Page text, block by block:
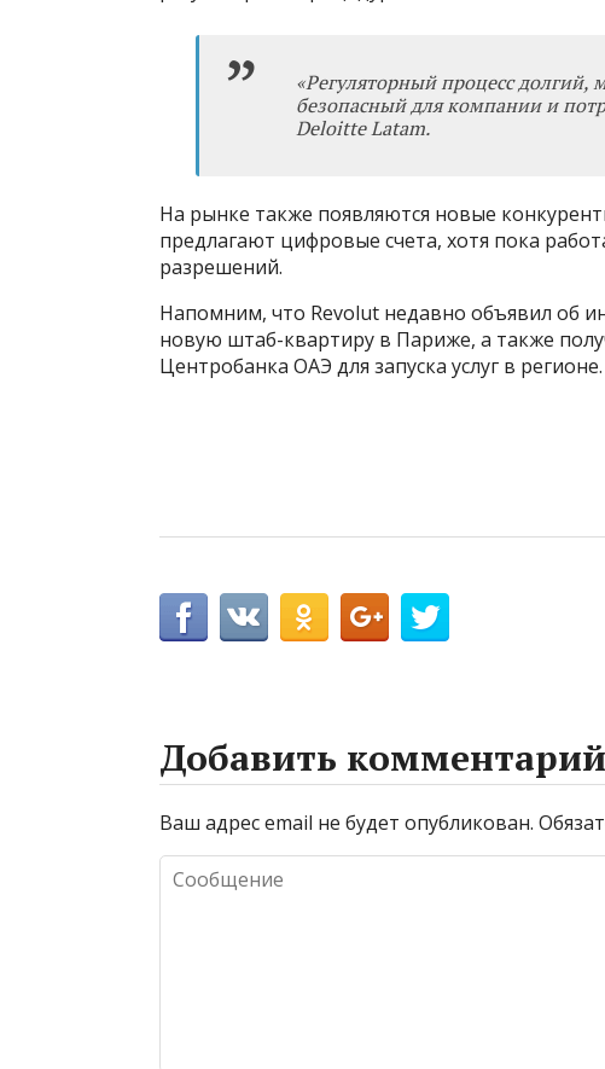
«Регуляторный процесс
безопасный для компании и
Deloitte Latam.
На рынке также появляются новые
предлагают цифровые счета, хотя пока
разрешений.
Напомним, что Revolut недавно объявил об
новую штаб-квартиру в Париже, а также
Центробанка ОАЭ для запуска услуг в регионе.
Добавить комментарий
Ваш адрес email не будет опубликован.